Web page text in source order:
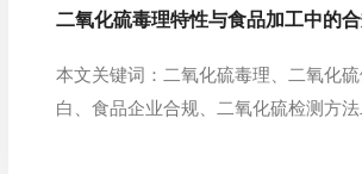
二氧化硫毒理特性与食品加工中的
本文关键词：二氧化硫毒理、二氧化
白、食品企业合规、二氧化硫检测方